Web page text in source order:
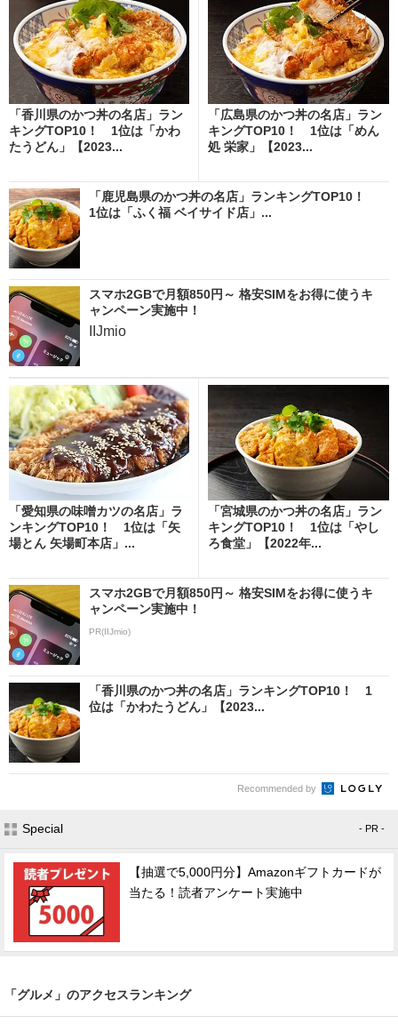
「香川県のかつ丼の名店」ラン
キングTOP10！ 1位は「かわ
たうどん」【2023...
「広島県のかつ丼の名店」ラン
キングTOP10！ 1位は「めん
処 栄家」【2023...
「鹿児島県のかつ丼の名店」ランキングTOP10！
1位は「ふく福 ベイサイド店」...
スマホ2GBで月額850円～ 格安SIMをお得に使うキ
ャンペーン実施中！
IIJmio
「愛知県の味噌カツの名店」ラ
ンキングTOP10！ 1位は「矢
場とん 矢場町本店」...
「宮城県のかつ丼の名店」ラン
キングTOP10！ 1位は「やし
ろ食堂」【2022年...
スマホ2GBで月額850円～ 格安SIMをお得に使うキ
ャンペーン実施中！
PR(IIJmio)
「香川県のかつ丼の名店」ランキングTOP10！ 1
位は「かわたうどん」【2023...
Recommended by
Special - PR -
【抽選で5,000円分】Amazonギフトカードが
当たる！読者アンケート実施中
「グルメ」のアクセスランキング